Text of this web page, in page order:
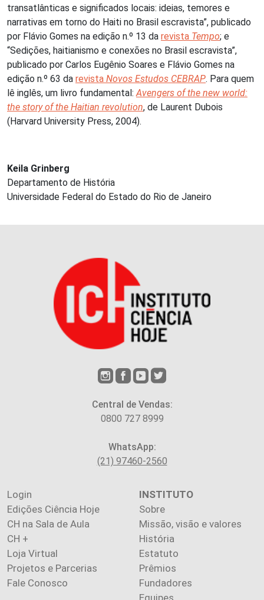
transatlânticas e significados locais: ideias, temores e
narrativas em torno do Haiti no Brasil escravista”, publicado
por Flávio Gomes na edição n.º 13 da revista Tempo; e
“Sedições, haitianismo e conexões no Brasil escravista”,
publicado por Carlos Eugênio Soares e Flávio Gomes na
edição n.º 63 da revista Novos Estudos CEBRAP. Para quem
lê inglês, um livro fundamental:Avengers of the new world:
the story of the Haitian revolution, de Laurent Dubois
(Harvard University Press, 2004).
Keila Grinberg
Departamento de História
Universidade Federal do Estado do Rio de Janeiro
Central de Vendas:
0800 727 8999
WhatsApp:
(21) 97460-2560
Login
Edições Ciência Hoje
CH na Sala de Aula
CH +
Loja Virtual
Projetos e Parcerias
Fale Conosco
INSTITUTO
Sobre
Missão, visão e valores
História
Estatuto
Prêmios
Fundadores
Equipes